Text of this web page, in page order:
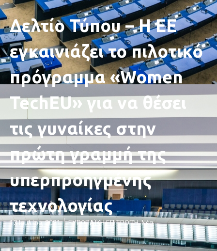
Δελτίο Τύπου – Η ΕΕ
εγκαινιάζει το πιλοτικό
πρόγραμμα «Women
TechEU» για να θέσει
τις γυναίκες στην
πρώτη γραμμή της
υπερπροηγμένης
τεχνολογίας
13 Ιουλίου, 2021 ΕΥΡΩΠΑΪΚΗ ΕΠΙΤΡΟΠΉ,Νέα